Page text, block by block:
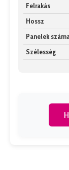
Felrakás
Hossz
Panelek
Szélesség